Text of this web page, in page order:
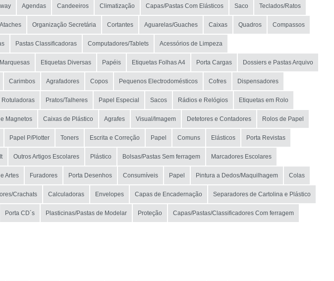
Agendas Candeeiros Climatização Capas/Pastas Com Elásticos Saco Teclados/Ratos
Organização Secretária Cortantes Aguarelas/Guaches Caixas Quadros Compassos
Pastas Classificadoras Computadores/Tablets Acessórios de Limpeza
Etiquetas Diversas Papéis Etiquetas Folhas A4 Porta Cargas Dossiers e Pastas Arquivo
Carimbos Agrafadores Copos Pequenos Electrodomésticos Cofres Dispensadores
Rotuladoras Pratos/Talheres Papel Especial Sacos Rádios e Relógios Etiquetas em Rolo
Magnetos Caixas de Plástico Agrafes Visual/Imagem Detetores e Contadores Rolos de Papel
Papel P/Plotter Toners Escrita e Correção Papel Comuns Elásticos Porta Revistas
Outros Artigos Escolares Plástico Bolsas/Pastas Sem ferragem Marcadores Escolares
Artes Furadores Porta Desenhos Consumíveis Papel Pintura a Dedos/Maquilhagem Colas
Crachats Calculadoras Envelopes Capas de Encadernação Separadores de Cartolina e Plástico
Porta CD´s Plasticinas/Pastas de Modelar Proteção Capas/Pastas/Classificadores Com ferragem